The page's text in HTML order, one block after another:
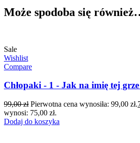
Może spodoba się
Sale
Wishlist
Compare
Chłopaki - 1 - Jak na imię tej
99,00zł Pierwotna cena wynosiła: 99,00 zł.
wynosi: 75,00 zł.
Dodaj do koszyka